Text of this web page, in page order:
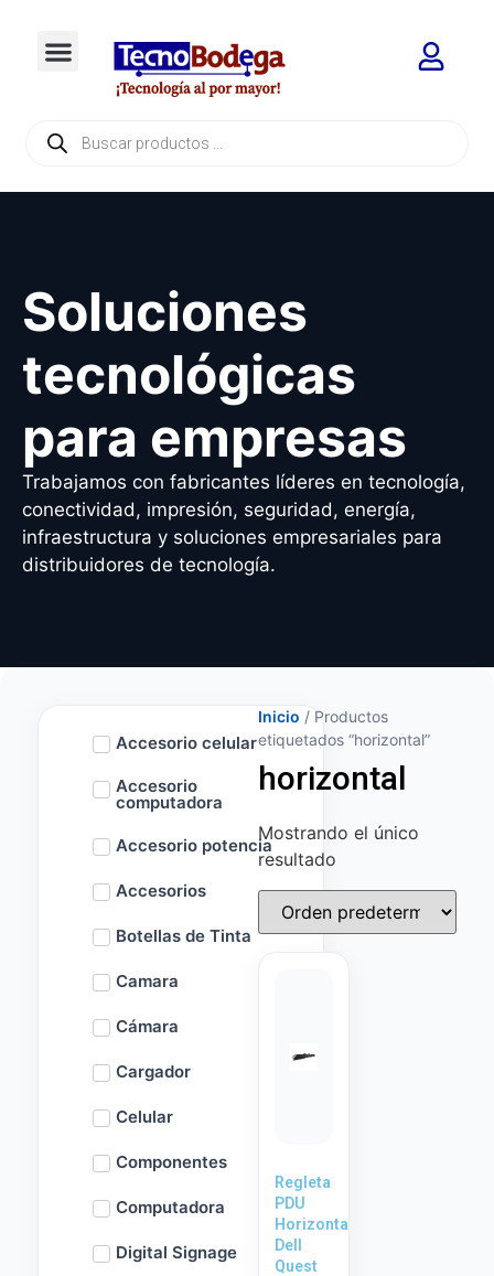
Soluciones
tecnológicas
para empresas
Trabajamos con fabricantes líderes en tecnología,
conectividad, impresión, seguridad, energía,
infraestructura y soluciones empresariales para
distribuidores de tecnología.
Accesorio celular
Accesorio
computadora
Accesorio potencia
Accesorios
Botellas de Tinta
Camara
Cámara
Cargador
Celular
Componentes
Computadora
Digital Signage
Inicio / Productos
etiquetados “horizontal”
horizontal
Mostrando el único
resultado
Regleta
PDU
Horizontal
Dell
Quest